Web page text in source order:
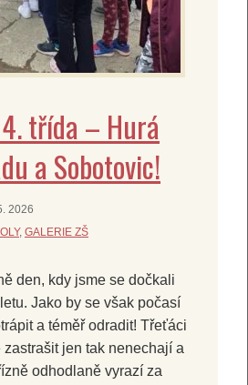
třída – Hurá
a Sobotovic!
2026
, GALERIE ZŠ
den, kdy jsme se dočkali
Jako by se však počasí
a téměř odradit! Třeťáci
jen tak nenechají a
odhodlaně vyrazí za